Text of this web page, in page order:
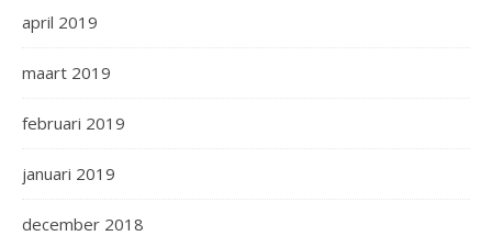
april 2019
maart 2019
februari 2019
januari 2019
december 2018